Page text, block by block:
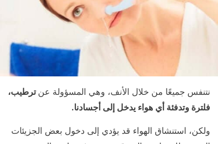
نتنفس جميعًا من خلال الأنف، وهي المسؤولة عنترطيب،
فلترة وتدفئة أي هواء يدخل إلى أجسادنا.
ولكن، استنشاق الهواء قد يؤدي إلى دخول بعض الجزيئات